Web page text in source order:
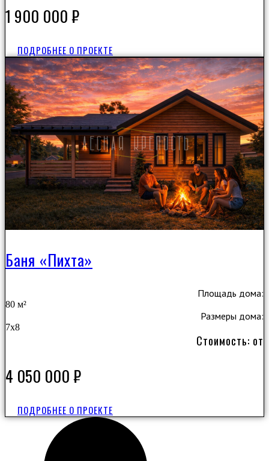
1 900 000₽
ПОДРОБНЕЕ О ПРОЕКТЕ
Баня «Пихта»
Площадь дома:
80 м²
Размеры дома:
7x8
Стоимость: от
4 050 000₽
ПОДРОБНЕЕ О ПРОЕКТЕ